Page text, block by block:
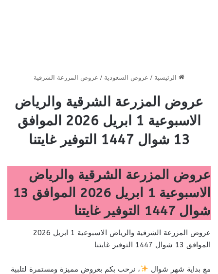
الرئيسية / عروض السعودية / عروض المزرعة الشرقية
عروض المزرعة الشرقية والرياض
الاسبوعية 1 ابريل 2026 الموافق
13 شوال 1447 التوفير غايتنا
عروض المزرعة الشرقية والرياض
الاسبوعية 1 ابريل 2026 الموافق 13
شوال 1447 التوفير غايتنا
عروض المزرعة الشرقية والرياض الاسبوعية 1 ابريل 2026
الموافق 13 شوال 1447 التوفير غايتنا
مع بداية شهر شوال
، نرحب بكم بعروض مميزة ومستمرة لتلبية